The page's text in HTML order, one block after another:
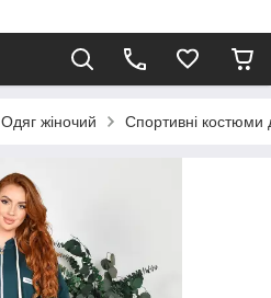
Одяг жіночий Спортивні костюми